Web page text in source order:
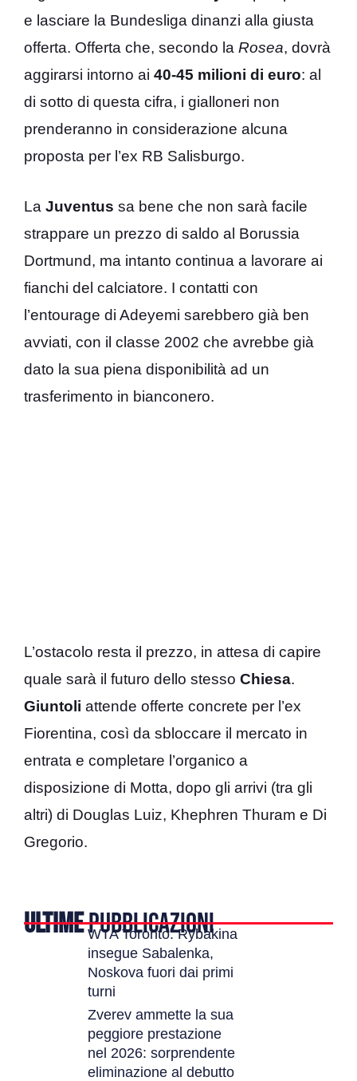
e lasciare la Bundesliga dinanzi alla giusta
offerta. Offerta che, secondo la Rosea, dovrà
aggirarsi intorno ai 40-45 milioni di euro: al
di sotto di questa cifra, i gialloneri non
prenderanno in considerazione alcuna
proposta per l’ex RB Salisburgo.
La Juventus sa bene che non sarà facile
strappare un prezzo di saldo al Borussia
Dortmund, ma intanto continua a lavorare ai
fianchi del calciatore. I contatti con
l’entourage di Adeyemi sarebbero già ben
avviati, con il classe 2002 che avrebbe già
dato la sua piena disponibilità ad un
trasferimento in bianconero.
L’ostacolo resta il prezzo, in attesa di capire
quale sarà il futuro dello stesso Chiesa.
Giuntoli attende offerte concrete per l’ex
Fiorentina, così da sbloccare il mercato in
entrata e completare l’organico a
disposizione di Motta, dopo gli arrivi (tra gli
altri) di Douglas Luiz, Khephren Thuram e Di
Gregorio.
ULTIMEPUBBLICAZIONI
WTA Toronto: Rybakina
insegue Sabalenka,
Noskova fuori dai primi
turni
Zverev ammette la sua
peggiore prestazione
nel 2026: sorprendente
eliminazione al debutto